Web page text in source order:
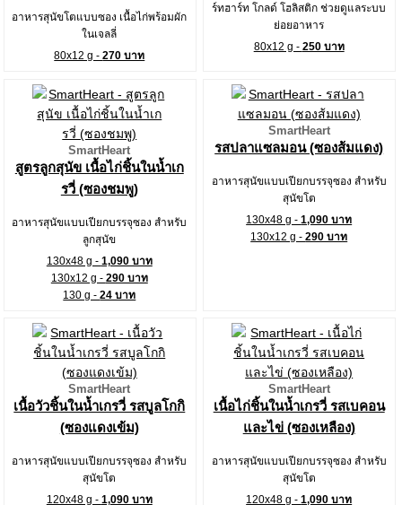
อาหารสุนัขโตแบบซอง เนื้อไก่พร้อมผัก
ในเจลลี่
80x12 g -270 บาท
ร์ทฮาร์ท โกลด์ โฮลิสติก ช่วยดูแลระบบ
ย่อยอาหาร
80x12 g - 250 บาท
SmartHeart
สูตรลูกสุนัข เนื้อไก่ชิ้นในน้ำเก
รวี่ (ซองชมพู)
อาหารสุนัขแบบเปียกบรรจุซอง สำหรับ
ลูกสุนัข
130x48 g - 1,090 บาท
130x12 g - 290 บาท
130 g -24 บาท
SmartHeart
รสปลาแซลมอน (ซองส้มแดง)
อาหารสุนัขแบบเปียกบรรจุซอง สำหรับ
สุนัขโต
130x48 g -1,090 บาท
130x12 g -290 บาท
SmartHeart
เนื้อวัวชิ้นในน้ำเกรวี่ รสบูลโกกิ
(ซองแดงเข้ม)
อาหารสุนัขแบบเปียกบรรจุซอง สำหรับ
สุนัขโต
120x48 g - 1,090 บาท
SmartHeart
เนื้อไก่ชิ้นในน้ำเกรวี่ รสเบคอน
และไข่ (ซองเหลือง)
อาหารสุนัขแบบเปียกบรรจุซอง สำหรับ
สุนัขโต
120x48 g -1,090 บาท